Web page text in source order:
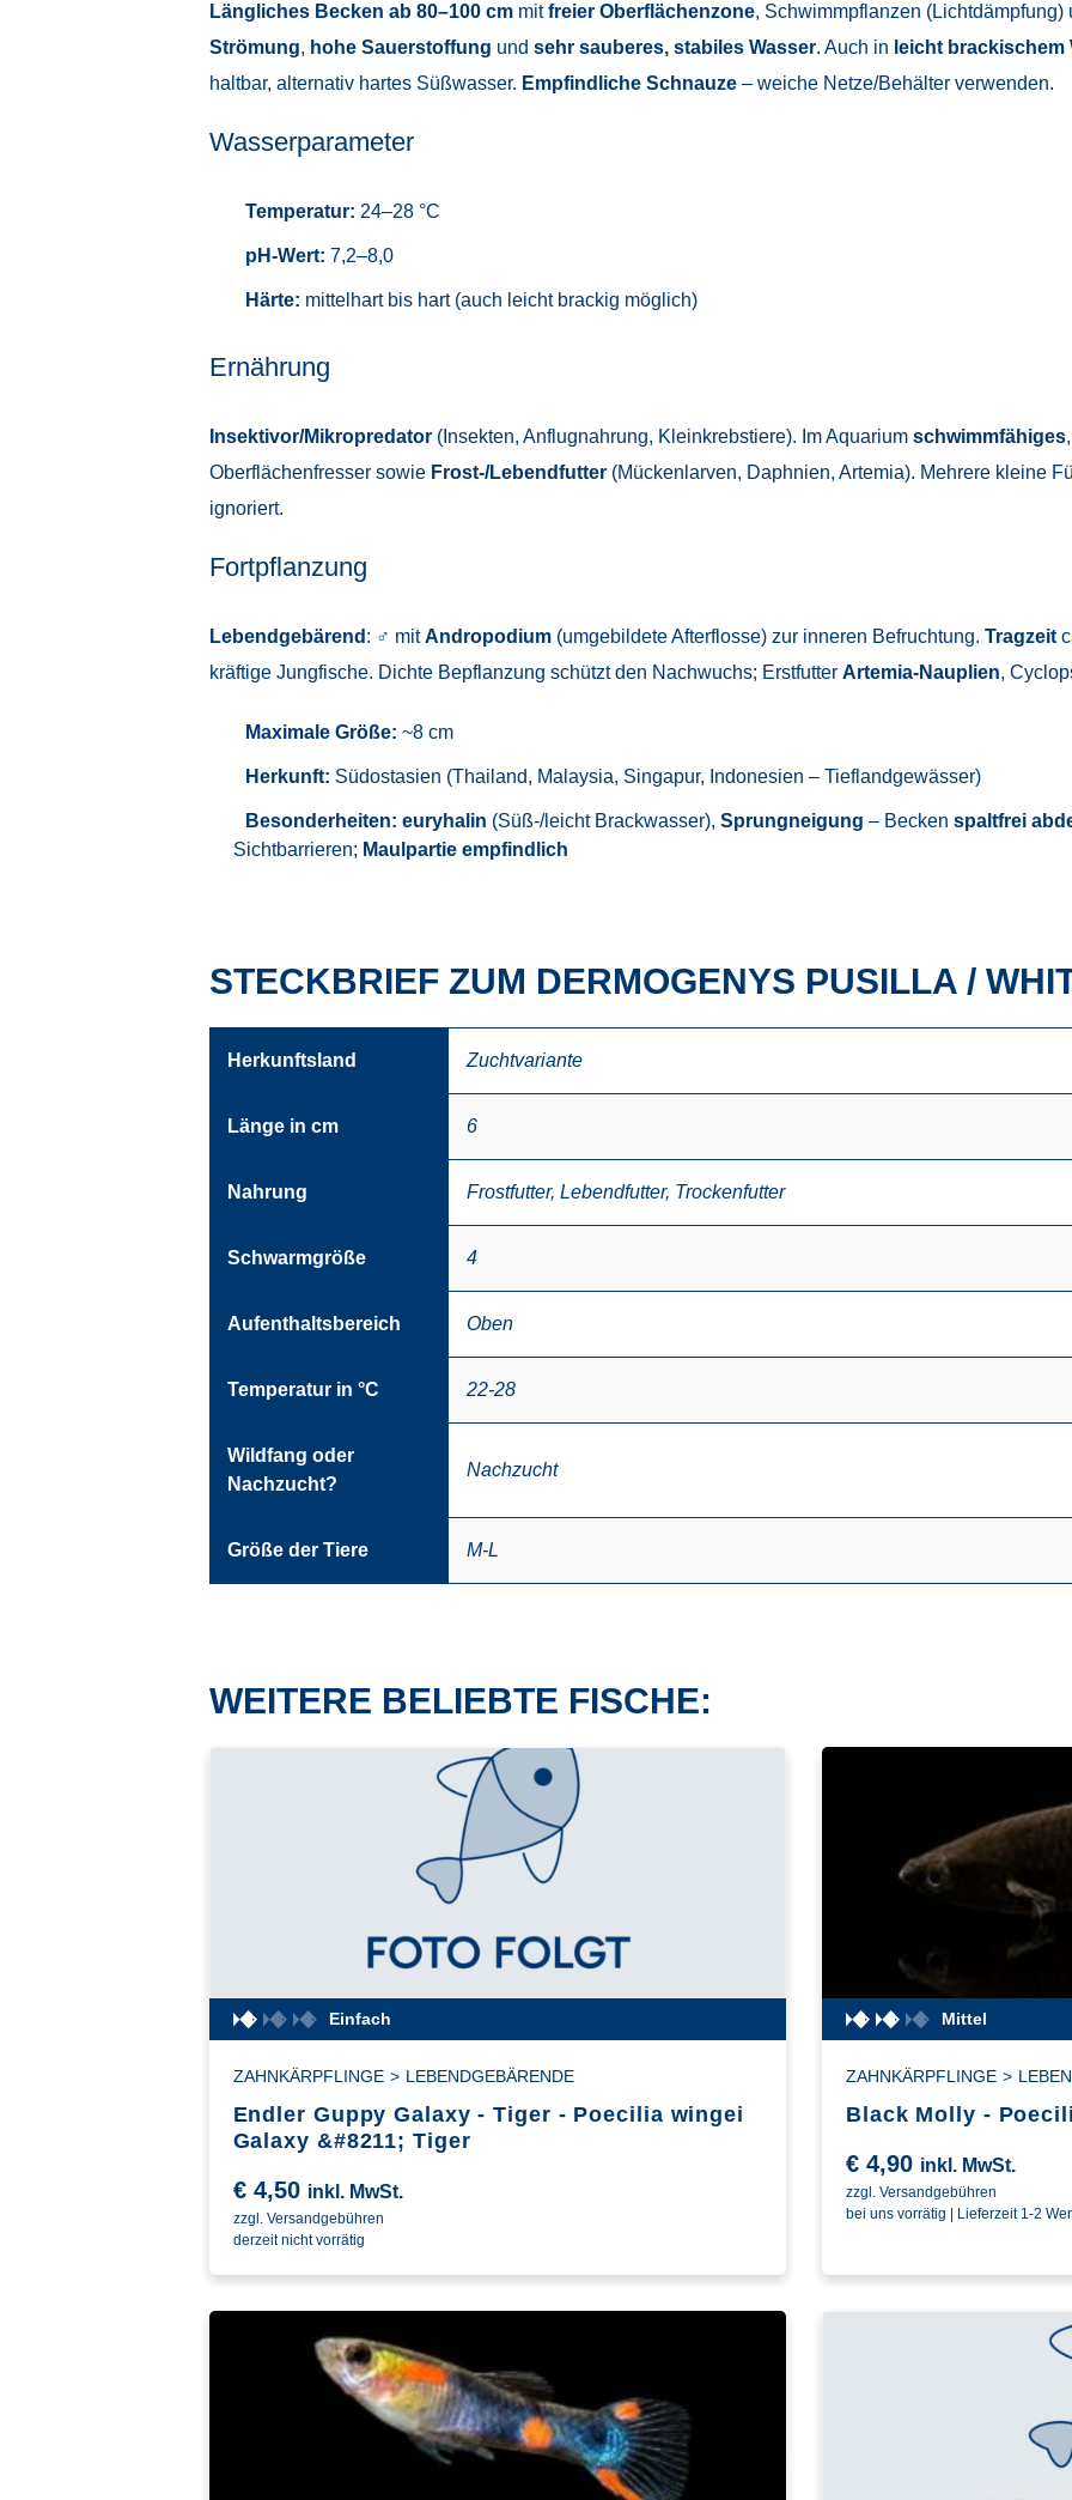
Längliches Becken ab 80–100 cmmitfreier Oberflächenzone, Schwimmpflanzen
Strömung, hohe Sauerstoffung und sehr sauberes, stabiles Wasser. Auch in leicht brackischem
haltbar, alternativ hartes Süßwasser. Empfindliche Schnauze– weiche Netze/Behälter verwenden.
Wasserparameter
Temperatur: 24–28 °C
pH-Wert: 7,2–8,0
Härte: mittelhart bis hart (auch leicht brackig möglich)
Ernährung
Insektivor/Mikropredator(Insekten, Anflugnahrung, Kleinkrebstiere). Im Aquarium schwimmfähiges
Oberflächenfresser sowie Frost-/Lebendfutter(Mückenlarven, Daphnien, Artemia). Mehrere kleine
ignoriert.
Fortpflanzung
Lebendgebärend : ♂ mitAndropodium(umgebildete Afterflosse) zur inneren Befruchtung. Tragzeit
kräftige Jungfische. Dichte Bepflanzung schützt den Nachwuchs; Erstfutter Artemia-Nauplien,
Maximale Größe: ~8 cm
Herkunft: Südostasien (Thailand, Malaysia, Singapur, Indonesien – Tieflandgewässer)
Besonderheiten: euryhalin (Süß-/leicht Brackwasser), Sprungneigung – Becken spaltfrei
Sichtbarrieren; Maulpartie empfindlich
STECKBRIEF ZUM DERMOGENYS PUSILLA /
Herkunftsland Zuchtvariante
Länge in cm 6
Nahrung Frostfutter, Lebendfutter, Trockenfutter
Schwarmgröße 4
Aufenthaltsbereich Oben
Temperatur in °C 22-28
Wildfang oder
Nachzucht?
Nachzucht
Größe der Tiere M-L
WEITERE BELIEBTE FISCHE:
Einfach
ZAHNKÄRPFLINGE > LEBENDGEBÄRENDE
Endler Guppy Galaxy - Tiger - Poecilia wingei
Galaxy &#8211; Tiger
€4,50 inkl. MwSt.
zzgl. Versandgebühren
derzeit nicht vorrätig
Mittel
ZAHNKÄRPFLINGE >
Black Molly -
€4,90 inkl. MwSt.
zzgl. Versandgebühren
bei uns vorrätig | Lieferzeit 1-2